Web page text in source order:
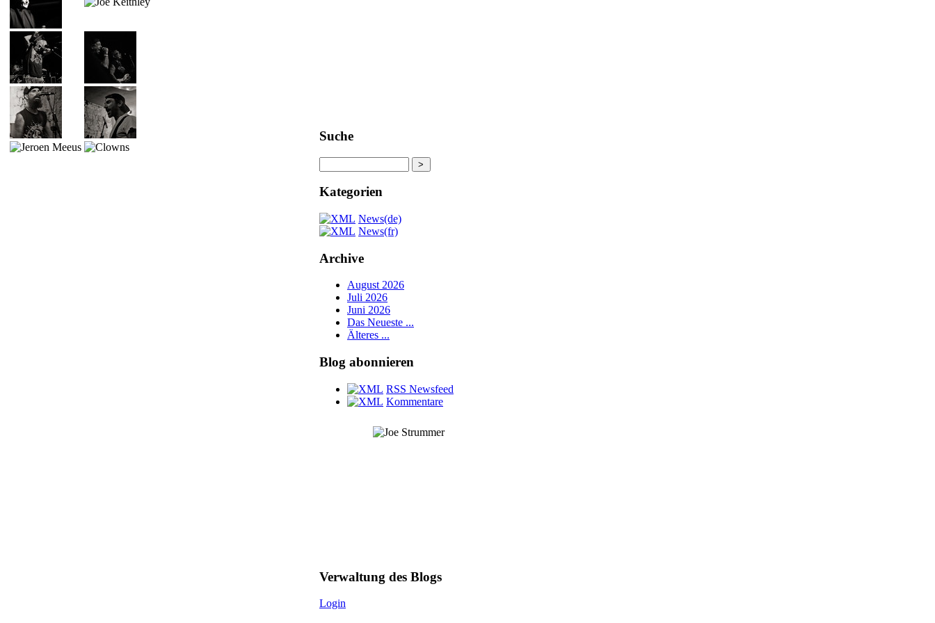
Suche
Kategorien
News(de)
News(fr)
Archive
August 2026
Juli 2026
Juni 2026
Das Neueste ...
Älteres ...
Blog abonnieren
RSS Newsfeed
Kommentare
Verwaltung des Blogs
Login